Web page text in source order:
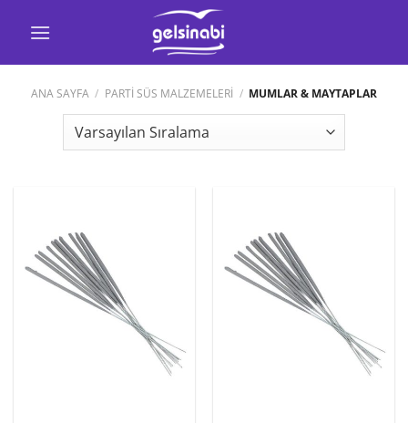
ANA SAYFA / PARTI SÜS MALZEMELERİ / MUMLAR & MAYTAPLAR